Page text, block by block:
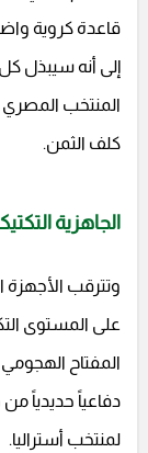
قاعدة كروية
إلى أنه سيبذل
المنتخب
كلف الثمن.
الجاهزية
وتترقب الأجهزة
على المستوى
المفتاح
دفاعياً حديدياً
لمنتخب أستراليا.